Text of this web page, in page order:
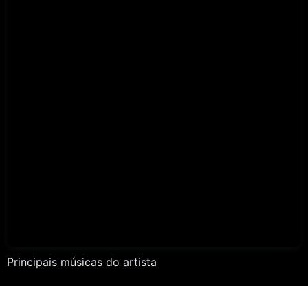
Principais músicas do artista